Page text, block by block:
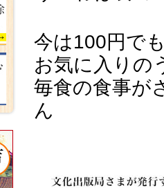
今は100円で
お気に入りの
毎食の食事が
ん